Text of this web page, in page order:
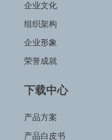
企业文化
组织架构
企业形象
荣誉成就
下载中心
产品方案
产品白皮书